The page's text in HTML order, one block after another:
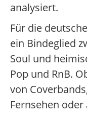
analysiert.
Für die
ein Bindeglied
Soul und
Pop und RnB.
von
Fernsehen